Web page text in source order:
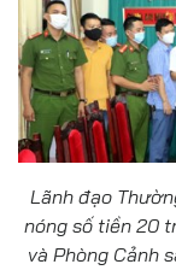
Lãnh đạo
nóng số tiền 20
và Phòng Cảnh